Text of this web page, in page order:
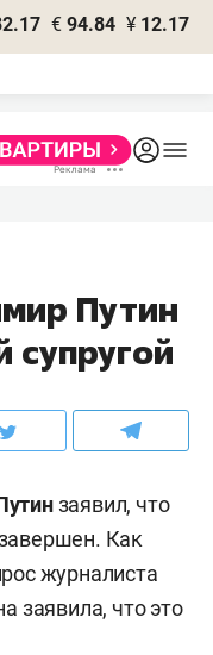
€ 94.84 ¥ 12.17
Путин
супругой
заявил, что
Как
журналиста
заявила, что это